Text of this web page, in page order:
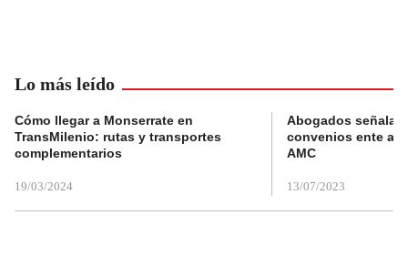
Lo más leído
Cómo llegar a Monserrate en
TransMilenio: rutas y transportes
complementarios
19/03/2024
Abogados
convenios ente
AMC
13/07/2023